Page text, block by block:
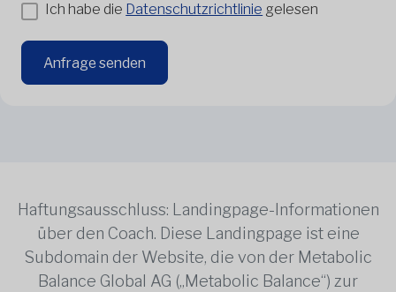
Ich habe die Datenschutzrichtlinie gelesen
Anfrage senden
Haftungsausschluss: Landingpage-Informationen
über den Coach. Diese Landingpage ist eine
Subdomain der Website, die von der Metabolic
Balance Global AG („Metabolic Balance“) zur